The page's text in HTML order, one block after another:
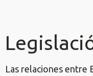
Las relaciones entre